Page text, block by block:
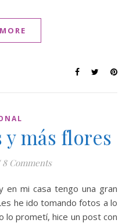
más flores
8 Comments
he ido tomando fotos a lo
lo prometí, hice un post con